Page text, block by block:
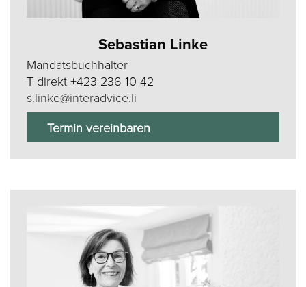
Sebastian Linke
Mandatsbuchhalter
T direkt +423 236 10 42
s.linke@interadvice.li
Termin vereinbaren